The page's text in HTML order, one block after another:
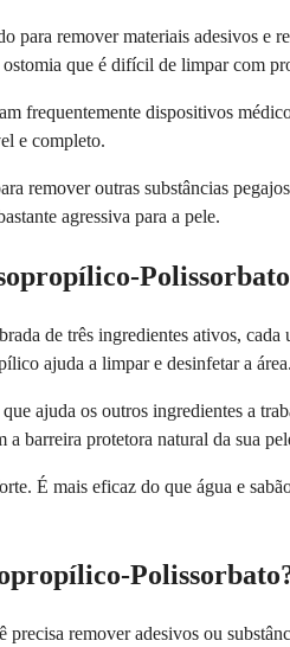
para remover materiais adesivos e
que é difícil de limpar com
frequentemente dispositivos
e completo.
remover outras substâncias
agressiva para a pele.
de três ingredientes ativos,
ajuda a limpar e desinfetar a área.
ajuda os outros ingredientes a
barreira protetora natural da sua
É mais eficaz do que água e
remover adesivos ou